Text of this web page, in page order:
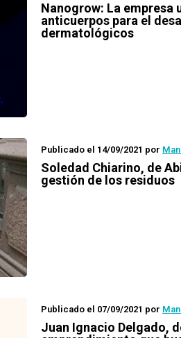
Nanogrow: La empresa
anticuerpos para el
dermatológicos
Publicado el 14/09/2021 por
Soledad Chiarino, de
gestión de los residuos
Publicado el 07/09/2021 por
Juan Ignacio Delgado,